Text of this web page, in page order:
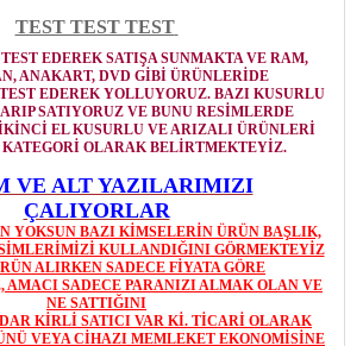
TEST TEST TEST
EDEREK SATIŞA SUNMAKTA VE RAM,
ANAKART, DVD GİBİ ÜRÜNLERİDE
EDEREK YOLLUYORUZ. BAZI KUSURLU
SATIYORUZ VE BUNU RESİMLERDE
EL KUSURLU VE ARIZALI ÜRÜNLERİ
OLARAK BELİRTMEKTEYİZ.
VE ALT YAZILARIMIZI
ÇALIYORLAR
YOKSUN BAZI KİMSELERİN ÜRÜN BAŞLIK,
KULLANDIĞINI GÖRMEKTEYİZ
ALIRKEN SADECE FİYATA GÖRE
SADECE PARANIZI ALMAK OLAN VE
NE SATTIĞINI
KİRLİ SATICI VAR Kİ. TİCARİ OLARAK
VEYA CİHAZI MEMLEKET EKONOMİSİNE